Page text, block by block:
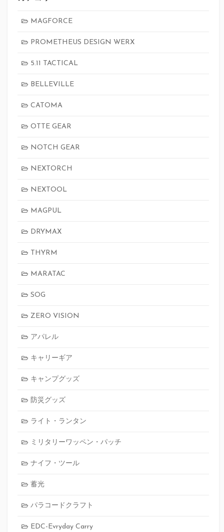
MAGFORCE
PROMETHEUS DESIGN WERX
5.11 TACTICAL
BELLEVILLE
CATOMA
OTTE GEAR
NOTCH GEAR
NEXTORCH
NEXTOOL
MAGPUL
DRYMAX
THYRM
MARATAC
SOG
ZERO VISION
アパレル
キャリーギア
キャンプグッズ
防災グッズ
ライト・ランタン
ミリタリーワッペン・パッチ
ナイフ・ツール
蓄光
パラコードクラフト
EDC-Evryday Carry